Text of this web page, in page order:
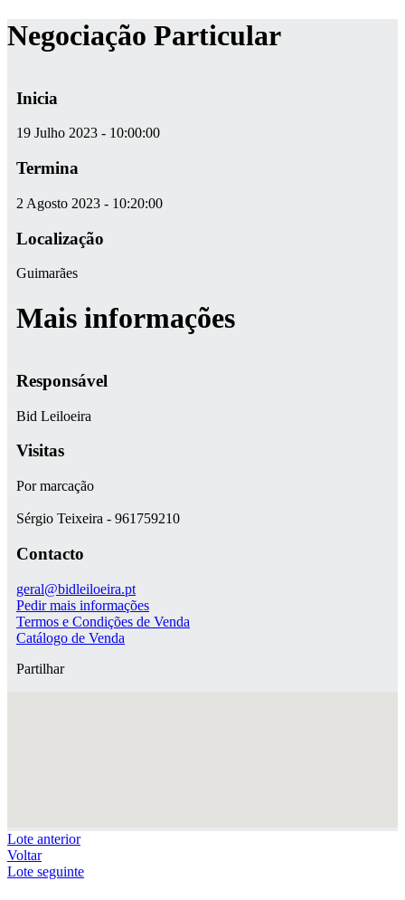
Negociação Particular
Inicia
19 Julho 2023 - 10:00:00
Termina
2 Agosto 2023 - 10:20:00
Localização
Guimarães
Mais informações
Responsável
Bid Leiloeira
Visitas
Por marcação
Sérgio Teixeira - 961759210
Contacto
geral@bidleiloeira.pt
Pedir mais informações
Termos e Condições de Venda
Catálogo de Venda
Partilhar
Lote anterior
Voltar
Lote seguinte